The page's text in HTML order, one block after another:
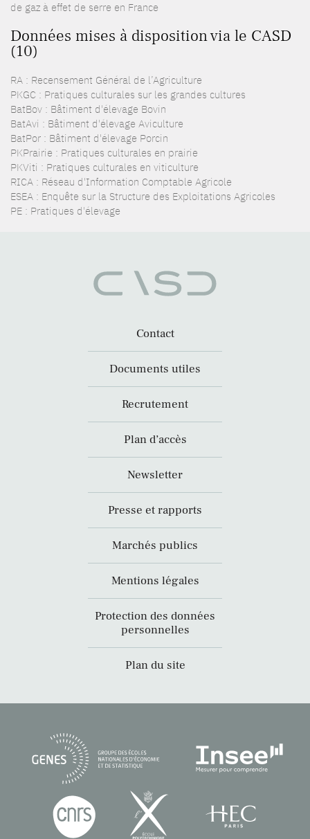
de gaz à effet de serre en France
Données mises à disposition via le CASD
(10)
RA : Recensement Général de l’Agriculture
PKGC : Pratiques culturales sur les grandes cultures
BatBov : Bâtiment d'élevage Bovin
BatAvi : Bâtiment d'élevage Aviculture
BatPor : Bâtiment d'élevage Porcin
PKPrairie : Pratiques culturales en prairie
PKViti : Pratiques culturales en viticulture
RICA : Réseau d'Information Comptable Agricole
ESEA : Enquête sur la Structure des Exploitations Agricoles
PE : Pratiques d'élevage
Contact
Documents utiles
Recrutement
Plan d’accès
Newsletter
Presse et rapports
Marchés publics
Mentions légales
Protection des données
personnelles
Plan du site